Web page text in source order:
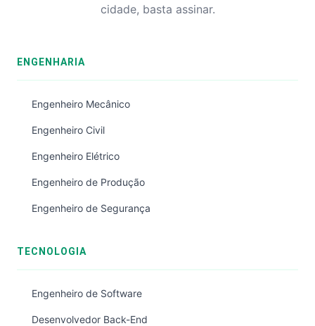
cidade, basta assinar.
ENGENHARIA
Engenheiro Mecânico
Engenheiro Civil
Engenheiro Elétrico
Engenheiro de Produção
Engenheiro de Segurança
TECNOLOGIA
Engenheiro de Software
Desenvolvedor Back-End